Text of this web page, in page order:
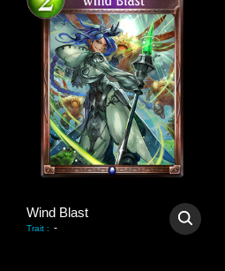
Wind Blast
Trait : -